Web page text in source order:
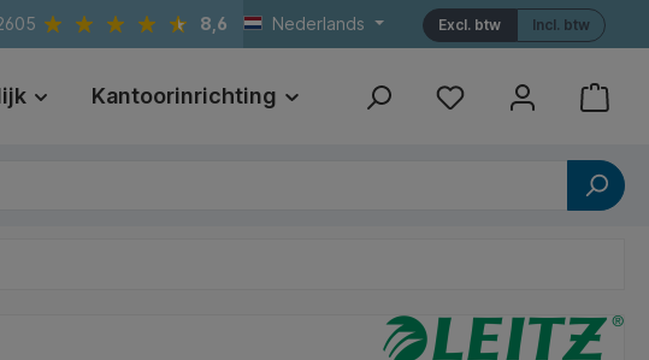
8,6 Nederlands Incl. btw
Excl. btw
Kantoorinrichting Print Referenties